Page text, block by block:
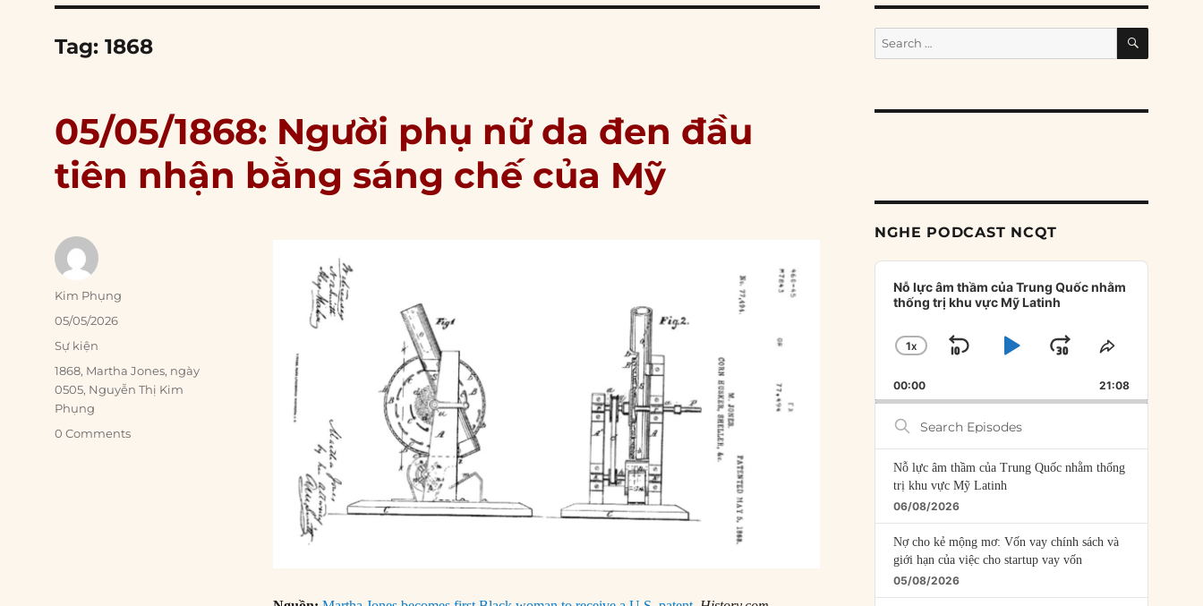
Tag:1868
05/05/1868: Người phụ nữ da đen đầu
tiên nhận bằng sáng chế của Mỹ
Author
Kim Phụng
Posted
05/05/2026
Categories
Sự kiện
Tags
1868, Martha Jones, ngày
0505, Nguyễn Thị Kim
Phụng
0 Comments
Search
for:
SEARCH
NGHE PODCAST NCQT
Audio
Player
Nỗ lực âm thầm của Trung Quốc nhằm
thống trị khu vực Mỹ Latinh
CHANGE
RATE
1X
SKIP
BACKWARD
PLAYJUMP
FORWARD
SHARE
EPISODE
00:00 21:08
Search
Episodes
Nỗ lực âm thầm của Trung Quốc nhằm thống
trị khu vực Mỹ Latinh
06/08/2026
Nợ cho kẻ mộng mơ: Vốn vay chính sách và
giới hạn của việc cho startup vay vốn
05/08/2026